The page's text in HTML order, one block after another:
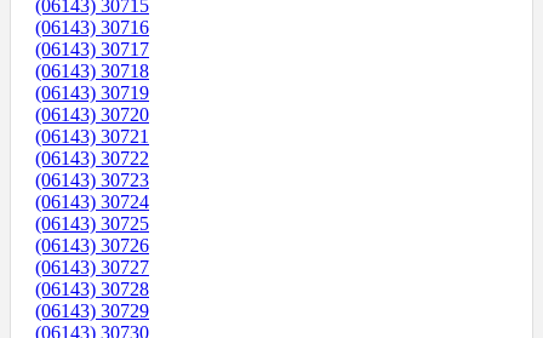
(06143) 30715
(06143) 30716
(06143) 30717
(06143) 30718
(06143) 30719
(06143) 30720
(06143) 30721
(06143) 30722
(06143) 30723
(06143) 30724
(06143) 30725
(06143) 30726
(06143) 30727
(06143) 30728
(06143) 30729
(06143) 30730